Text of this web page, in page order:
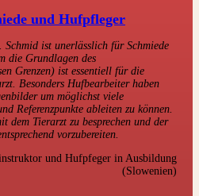
und Hufpfleger
ist unerlässlich für Schmiede
die Grundlagen des
Grenzen) ist essentiell für die
Besonders Hufbearbeiter haben
um möglichst viele
Referenzpunkte ableiten zu können.
dem Tierarzt zu besprechen und der
vorzubereiten.
und Hufpfeger in Ausbildung
(Slowenien)